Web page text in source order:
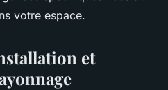
votre espace.
et